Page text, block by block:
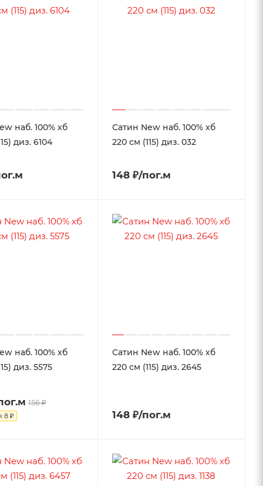
наб. 100% хб
диз. 6104
Сатин New наб. 100% хб
220 см (115) диз. 032
148 ₽/пог.м
наб. 100% хб
диз. 5575
156 ₽
8 ₽
Сатин New наб. 100% хб
220 см (115) диз. 2645
148 ₽/пог.м